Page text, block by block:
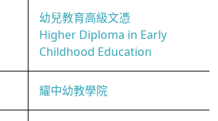
幼兒教育高級文憑
Higher Diploma in Early
Childhood Education
耀中幼教學院